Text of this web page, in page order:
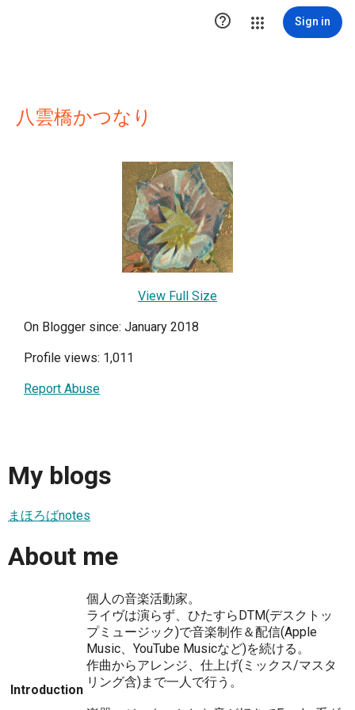
 Sign in
八雲橋かつなり
View Full Size
On Blogger since: January 2018
Profile views: 1,011
Report Abuse
My blogs
まほろばnotes
About me
Introduction
個人の音楽活動家。
ライヴは演らず、ひたすらDTM(デスクトッ
プミュージック)で音楽制作＆配信(Apple
Music、YouTube Musicなど)を続ける。
作曲からアレンジ、仕上げ(ミックス/マスタ
リング含)まで一人で行う。